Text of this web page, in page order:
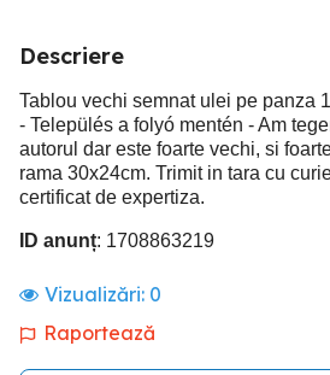
Descriere
Tablou vechi semnat ulei pe panza
- Település a folyó mentén - Am
autorul dar este foarte vechi, si
rama 30x24cm. Trimit in tara cu
certificat de expertiza.
ID anunț: 1708863219
Vizualizări: 0
Raportează